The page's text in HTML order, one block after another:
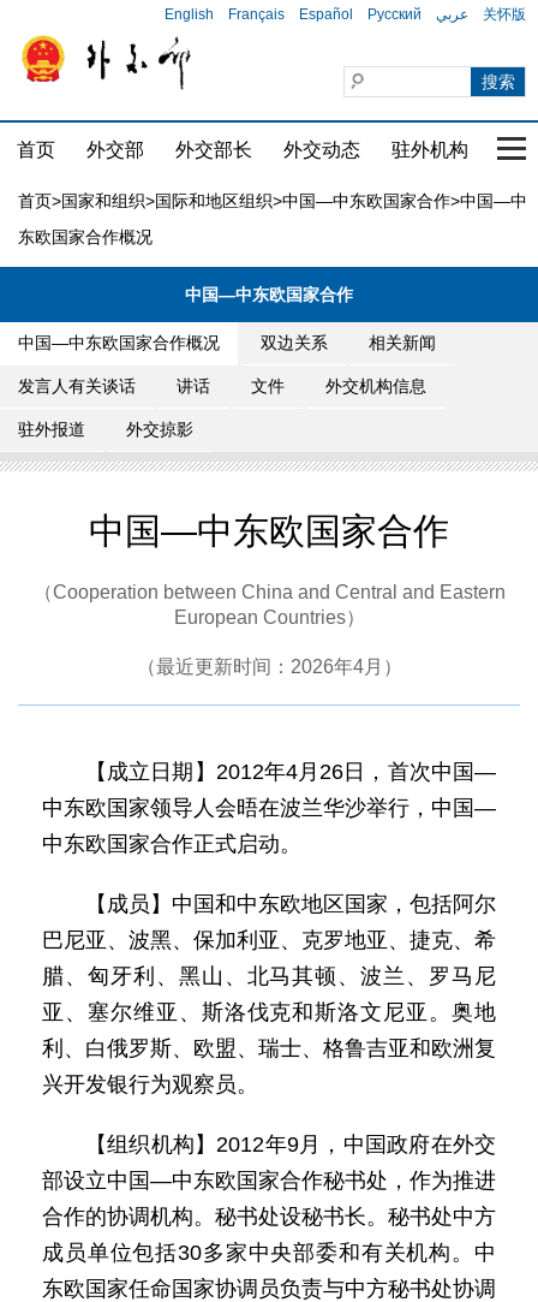
English Français Español Русский عربي 关怀版
首页 外交部 外交部长 外交动态 驻外机构 国
首页>国家和组织>国际和地区组织>中国—中东欧国家合作>中国—中
东欧国家合作概况
中国—中东欧国家合作
中国—中东欧国家合作概况 双边关系 相关新闻
发言人有关谈话 讲话 文件 外交机构信息
驻外报道 外交掠影
中国—中东欧国家合作
（Cooperation between China and Central and Eastern
European Countries）
（最近更新时间：2026年4月）
【成立日期】2012年4月26日，首次中国—
中东欧国家领导人会晤在波兰华沙举行，中国—
中东欧国家合作正式启动。
【成员】中国和中东欧地区国家，包括阿尔
巴尼亚、波黑、保加利亚、克罗地亚、捷克、希
腊、匈牙利、黑山、北马其顿、波兰、罗马尼
亚、塞尔维亚、斯洛伐克和斯洛文尼亚。奥地
利、白俄罗斯、欧盟、瑞士、格鲁吉亚和欧洲复
兴开发银行为观察员。
【组织机构】2012年9月，中国政府在外交
部设立中国—中东欧国家合作秘书处，作为推进
合作的协调机构。秘书处设秘书长。秘书处中方
成员单位包括30多家中央部委和有关机构。中
东欧国家任命国家协调员负责与中方秘书处协调